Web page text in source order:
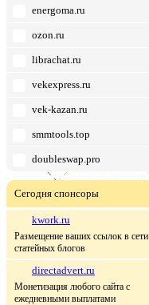
energoma.ru
ozon.ru
librachat.ru
vekexpress.ru
vek-kazan.ru
smmtools.top
doubleswap.pro
Сегодня спонсоры
kwork.ru
Размещение ваших ссылок в сети
статейных блогов
directadvert.ru
Монетизация любого сайта с
ежедневными выплатами